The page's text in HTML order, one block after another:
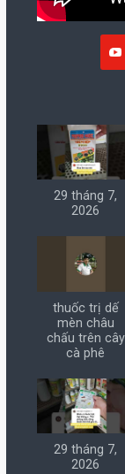
29 tháng 7,
2026
thuốc trị dế
mèn châu
chấu trên cây
cà phê
29 tháng 7,
2026